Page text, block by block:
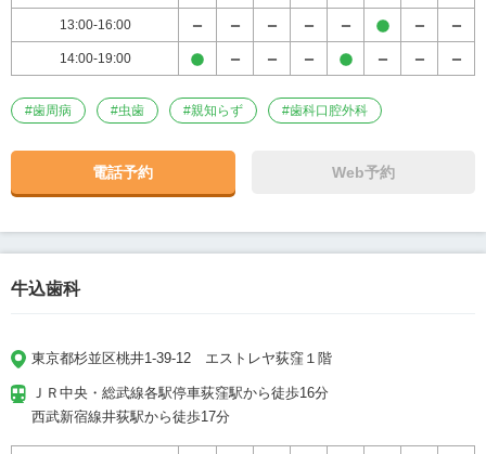
13:00-16:00
14:00-19:00
#歯周病 #虫歯 #親知らず #歯科口腔外科
電話予約 Web予約
牛込歯科
東京都杉並区桃井1-39-12　エストレヤ荻窪１階
ＪＲ中央・総武線各駅停車荻窪駅から徒歩16分
西武新宿線井荻駅から徒歩17分